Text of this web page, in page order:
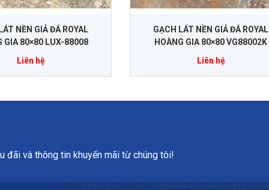
NỀN GIẢ ĐÁ ROYAL
GIA 80×80 LUX-88008
Liên hệ
GẠCH LÁT NỀN GIẢ ĐÁ ROYAL
HOÀNG GIA 80×80 VG88002K
Liên hệ
đãi và thông tin khuyến mãi từ chúng tôi!